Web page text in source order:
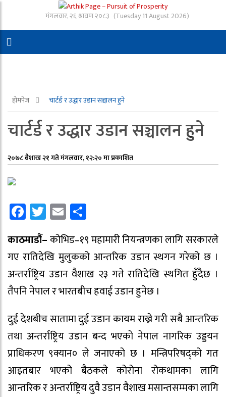
मंगलवार, २६ श्रावण २०८३ (Tuesday 11 August 2026)
होमपेज चार्टर्ड र उद्धार उडान सञ्चालन हुने
चार्टर्ड र उद्धार उडान सञ्चालन हुने
२०७८ बैशाख २१ गते मंगलवार, १२:२० मा प्रकाशित
Facebook
Twitter
Email
काठमाडौं–कोभिड–१९ महामारी नियन्त्रणका लागि सरकारले
गए रातिदेखि मुलुकको आन्तरिक उडान स्थगन गरेको छ ।
अन्तर्राष्ट्रिय उडान वैशाख २३ गते रातिदेखि स्थगित हुँदैछ ।
तैपनि नेपाल र भारतबीच हवाई उडान हुनेछ ।
दुई देशबीच सातामा दुई उडान कायम राख्ने गरी सबै आन्तरिक
तथा अन्तर्राष्ट्रिय उडान बन्द भएको नेपाल नागरिक उड्डयन
प्राधिकरण ९क्यान० ले जनाएको छ । मन्त्रिपरिषद्को गत
आइतबार भएको बैठकले कोरोना रोकथामका लागि
आन्तरिक र अन्तर्राष्ट्रिय दुवै उडान वैशाख मसान्तसम्मका लागि